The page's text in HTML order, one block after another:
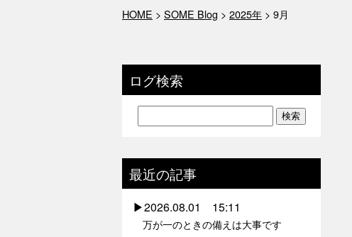
HOME > SOME Blog > 2025年 > 9月
ログ検索
最近の記事
2026.08.01 15:11
万が一のときの備えは大事です